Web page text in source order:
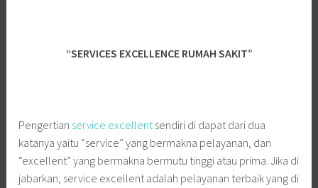
“SERVICES EXCELLENCE RUMAH SAKIT”
Pengertian service excellentsendiri di dapat dari dua
katanya yaitu “service” yang bermakna pelayanan, dan
“excellent” yang bermakna bermutu tinggi atau prima. Jika di
jabarkan, service excellent adalah pelayanan terbaik yang di